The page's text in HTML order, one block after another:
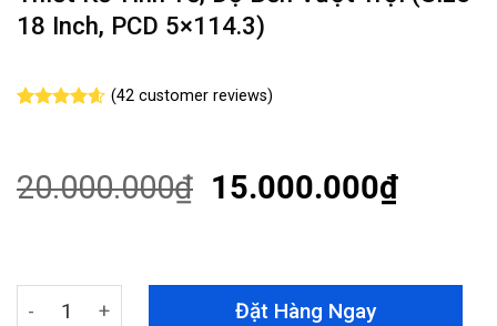
18 Inch, PCD 5×114.3)
customer
ratings
(42customer reviews)
20.000.000₫ 15.000.000₫
Độ Mâm Toyota Alphard Mẫu LZ18 - Thiết Kế Tinh Tế,
Đặt Hàng Ngay